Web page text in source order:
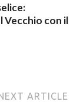
Vecchio con il
ARTICLE